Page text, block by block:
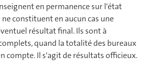
en permanence sur l'état
constituent en aucun cas une
résultat final. Ils sont à
quand la totalité des bureaux
compte. Il s'agit de résultats officieux.